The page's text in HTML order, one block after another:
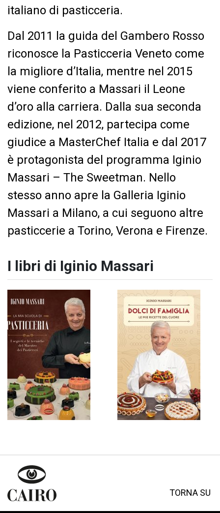
italiano di pasticceria.
Dal 2011 la guida del Gambero Rosso
riconosce la Pasticceria Veneto come
la migliore d’Italia, mentre nel 2015
viene conferito a Massari il Leone
d’oro alla carriera. Dalla sua seconda
edizione, nel 2012, partecipa come
giudice a MasterChef Italia e dal 2017
è protagonista del programma Iginio
Massari – The Sweetman. Nello
stesso anno apre la Galleria Iginio
Massari a Milano, a cui seguono altre
pasticcerie a Torino, Verona e Firenze.
I libri di Iginio Massari
TORNA SU